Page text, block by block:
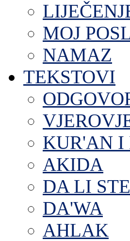
MOJ
NAMAZ
TEKSTOVI
KUR'AN
AKIDA
DA LI
DA'WA
AHLAK